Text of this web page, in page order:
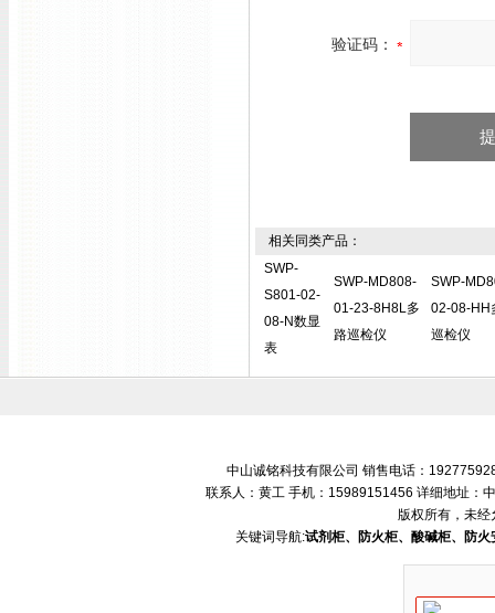
验证码：
相关同类产品：
SWP-
S801-02-
08-N数显
表
SWP-MD808-
01-23-8H8L多
路巡检仪
SWP-
02-08-HH
巡检仪
中山诚铭科技有限公司 销售电话：
联系人：黄工 手机：15989151456 详细地址：
版权所有，未经
关键词导航:试剂柜、防火柜、酸碱柜、防